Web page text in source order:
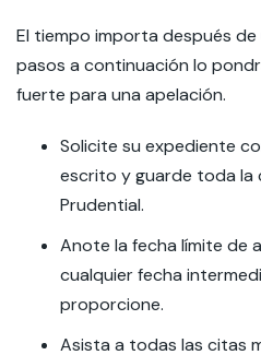
El tiempo importa después
pasos a continuación lo
fuerte para una apelación.
Solicite su expediente
escrito y guarde toda la
Prudential.
Anote la fecha límite de
cualquier fecha
proporcione.
Asista a todas las citas